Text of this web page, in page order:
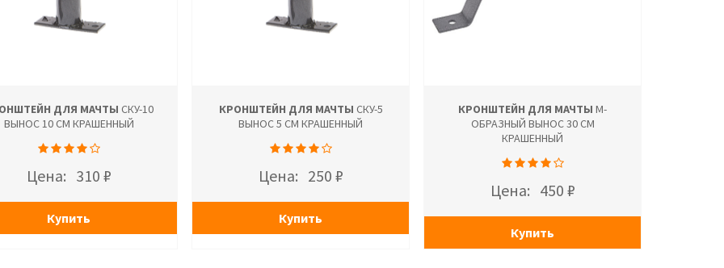
ДЛЯ МАЧТЫ СКУ-10
ВЫНОС 10 СМ КРАШЕННЫЙ
Цена: 310 ₽
Купить
КРОНШТЕЙН ДЛЯ МАЧТЫ СКУ-5
ВЫНОС 5 СМ КРАШЕННЫЙ
Цена: 250 ₽
Купить
КРОНШТЕЙН ДЛЯ МАЧТЫ М-
ОБРАЗНЫЙ ВЫНОС 30 СМ
КРАШЕННЫЙ
Цена: 450 ₽
Купить